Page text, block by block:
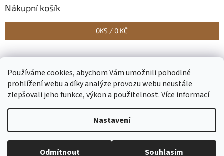
Používáme cookies, abychom Vám umožnili pohodlné
prohlížení webu a díky analýze provozu webu neustále
zlepšovali jeho funkce, výkon a použitelnost.Více informací
Nastavení
Odmítnout Souhlasím
Nákupní košík
0KS / 0 KČ
Copyright 2026Epapirnictvi.eu. Všechna práva vyhrazena.Upravit